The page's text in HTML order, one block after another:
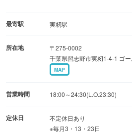
最寄駅 実籾駅
所在地
〒275-0002
千葉県習志野市実籾1-4-1 ゴ
MAP
営業時間 18:00～24:30(L.O.23:30)
定休日
不定休日あり
※毎月3・13・23日